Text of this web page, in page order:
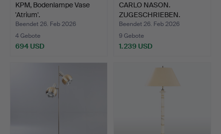
KPM, Bodenlampe Vase
'Atrium'.
Beendet 26. Feb 2026
4 Gebote
694 USD
CARLO NASON.
ZUGESCHRIEBEN.
Bodenleuchte/S…
Beendet 26. Feb 2026
9 Gebote
1.239 USD